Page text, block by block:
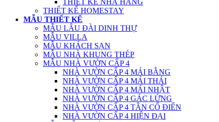
THIẾT KẾ NHÀ HÀNG
THIẾT KẾ HOMESTAY
MẪU THIẾT KẾ
MẪU LÂU ĐÀI DINH THỰ
MẪU VILLA
MẪU KHÁCH SẠN
MẪU NHÀ KHUNG THÉP
MẪU NHÀ VƯỜN CẤP 4
NHÀ VƯỜN CẤP 4 MÁI BẰNG
NHÀ VƯỜN CẤP 4 MÁI THÁI
NHÀ VƯỜN CẤP 4 MÁI NHẬT
NHÀ VƯỜN CẤP 4 GÁC LỬNG
NHÀ VƯỜN CẤP 4 TÂN CỔ ĐIỂN
NHÀ VƯỜN CẤP 4 HIỆN ĐẠI